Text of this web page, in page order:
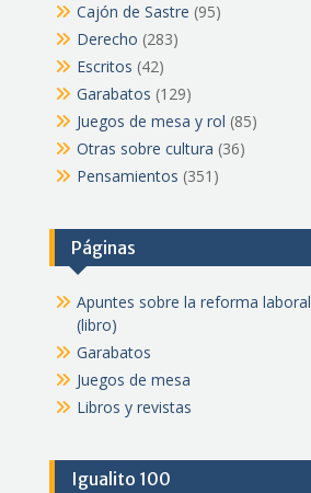
Cajón de Sastre (95)
Derecho (283)
Escritos (42)
Garabatos (129)
Juegos de mesa y rol (85)
Otras sobre cultura (36)
Pensamientos (351)
Páginas
Apuntes sobre la reforma laboral
(libro)
Garabatos
Juegos de mesa
Libros y revistas
Igualito 100